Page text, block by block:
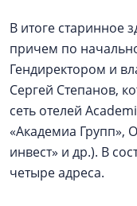
В итоге старинное
причем по
Гендиректором и
Сергей Степанов,
сеть отелей
«Академиа Групп»,
инвест» и др.). В
четыре адреса.